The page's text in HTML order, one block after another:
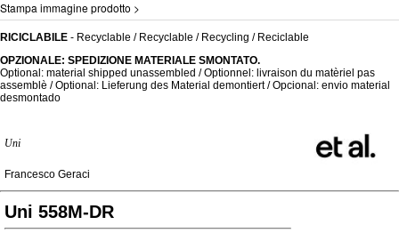
Stampa immagine prodotto >
RICICLABILE - Recyclable / Recyclable / Recycling / Reciclable
OPZIONALE: SPEDIZIONE MATERIALE SMONTATO.
Optional: material shipped unassembled / Optionnel: livraison du matèriel pas
assemblè / Optional: Lieferung des Material demontiert / Opcional: envio material
desmontado
Uni
Francesco Geraci
Uni 558M-DR